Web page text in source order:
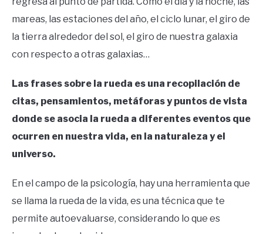
mareas, las estaciones del año, el ciclo lunar, el giro de
la tierra alrededor del sol, el giro de nuestra galaxia
con respecto a otras galaxias…
Las frases sobre la rueda es una recopilación de
citas, pensamientos, metáforas y puntos de vista
donde se asocia la rueda a diferentes eventos que
ocurren en nuestra vida, en la naturaleza y el
universo.
En el campo de la psicología, hay una herramienta que
se llama la rueda de la vida, es una técnica que te
permite autoevaluarse, considerando lo que es